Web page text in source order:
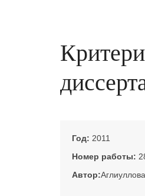
Год: 2011
Номер работы:
Автор: